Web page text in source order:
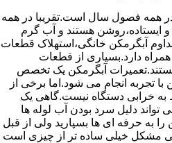
در همه فصول سال است.تقریبا در همه
و ایستاده،روشن هستند و آب گرم
آبگرمکن خانگی،استهلاک قطعات
دارد.بسیاری از قطعات
آبگرمکن یک تخصص
تجربه انجام می شود.اما برخی از
خرابی دستگاه نیست.گاهی یک
تواند دلیل سرد بودن آب لوله ها
به حرفه ای ها بسپارید ولی از قبل
مشکل خیلی ساده تر از چیزی است